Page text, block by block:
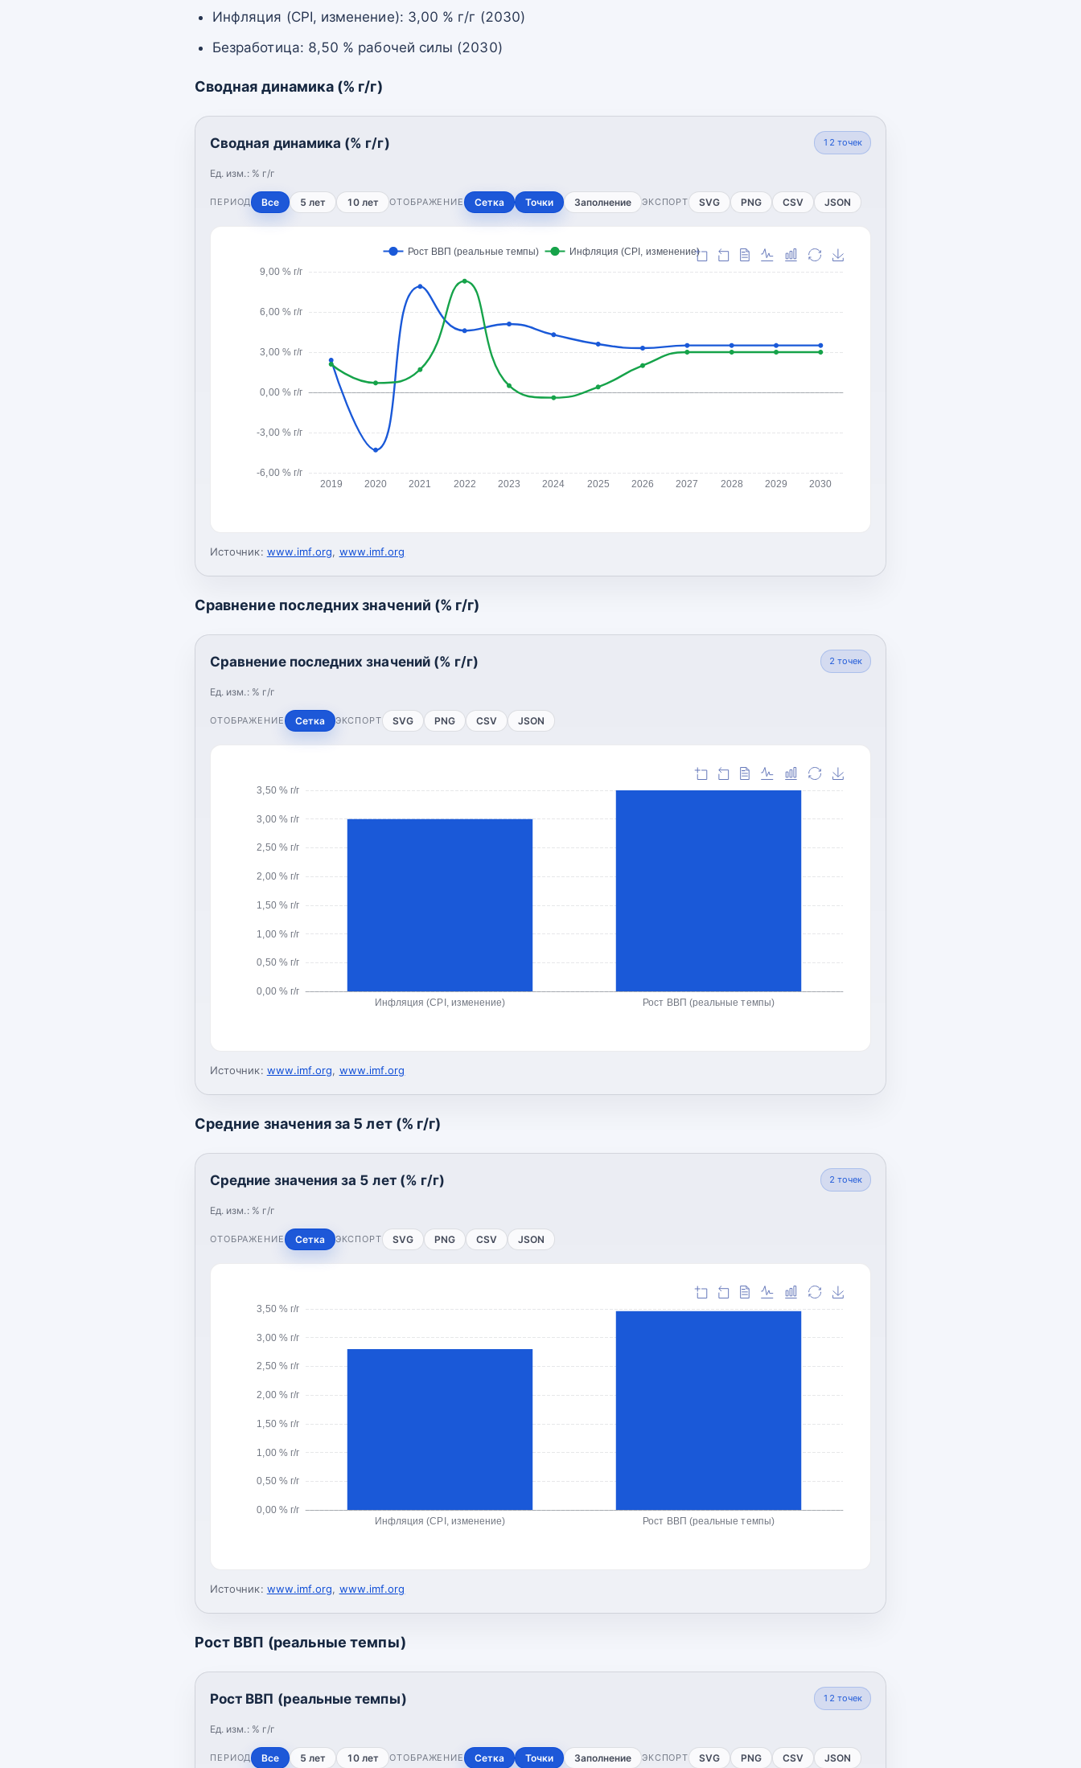
Инфляция (CPI, изменение): 3,00 % г/г (2030)
Безработица: 8,50 % рабочей силы (2030)
Сводная динамика (% г/г)
Сводная динамика (% г/г)
Ед. изм.: % г/г
12 точек
ПЕРИОД Все 5 лет 10 лет ОТОБРАЖЕНИЕ Сетка Точки Заполнение ЭКСПОРТ SVG PNG CSV JSON
-6,00 % г/г
-3,00 % г/г
0,00 % г/г
3,00 % г/г
6,00 % г/г
9,00 % г/г
2019 2020 2021 2022 2023 2024 2025 2026 2027 2028 2029 2030
Рост ВВП (реальные темпы) Инфляция (CPI, изменение)
Источник: www.imf.org, www.imf.org
Сравнение последних значений (% г/г)
Сравнение последних значений (% г/г)
Ед. изм.: % г/г
2 точек
ОТОБРАЖЕНИЕ Сетка ЭКСПОРТ SVG PNG CSV JSON
0,00 % г/г
0,50 % г/г
1,00 % г/г
1,50 % г/г
2,00 % г/г
2,50 % г/г
3,00 % г/г
3,50 % г/г
Инфляция (CPI, изменение) Рост ВВП (реальные темпы)
Источник: www.imf.org, www.imf.org
Средние значения за 5 лет (% г/г)
Средние значения за 5 лет (% г/г)
Ед. изм.: % г/г
2 точек
ОТОБРАЖЕНИЕ Сетка ЭКСПОРТ SVG PNG CSV JSON
0,00 % г/г
0,50 % г/г
1,00 % г/г
1,50 % г/г
2,00 % г/г
2,50 % г/г
3,00 % г/г
3,50 % г/г
Инфляция (CPI, изменение) Рост ВВП (реальные темпы)
Источник: www.imf.org, www.imf.org
Рост ВВП (реальные темпы)
Рост ВВП (реальные темпы)
Ед. изм.: % г/г
12 точек
ПЕРИОД Все 5 лет 10 лет ОТОБРАЖЕНИЕ Сетка Точки Заполнение ЭКСПОРТ SVG PNG CSV JSON